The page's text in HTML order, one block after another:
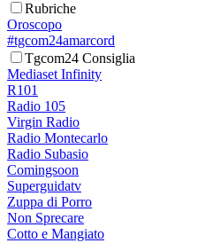
Rubriche
Oroscopo
#tgcom24amarcord
Tgcom24 Consiglia
Mediaset Infinity
R101
Radio 105
Virgin Radio
Radio Montecarlo
Radio Subasio
Comingsoon
Superguidatv
Zuppa di Porro
Non Sprecare
Cotto e Mangiato